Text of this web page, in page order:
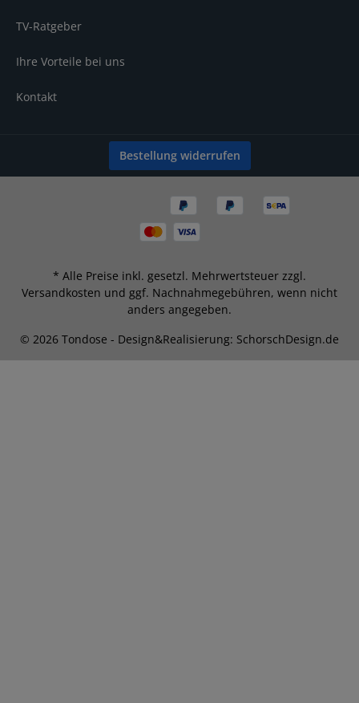
TV-Ratgeber
Ihre Vorteile bei uns
Kontakt
Bestellung widerrufen
© 2026 Tondose - Design&Realisierung: SchorschDesign.de
* Alle Preise inkl. gesetzl. Mehrwertsteuer zzgl.
Versandkosten und ggf. Nachnahmegebühren, wenn nicht
anders angegeben.